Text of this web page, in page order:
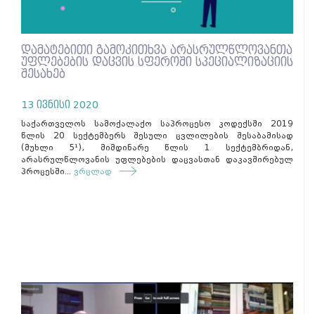
დამატებითი გამოკითხვა არასრულწლოვანთა
უფლებების დაცვის სფეროში სპეციალიზაციის
შესახებ
13 ივნისი 2020
საქართველოს სამოქალაქო საპროცესო კოდექსში 2019
წლის 20 სექტემბერს შესული ცვლილების შესაბამისად
(მუხლი 5¹), მიმდინარე წლის 1 სექტემბრიდან,
არასრულწლოვანის უფლებების დაცვასთან დაკავშირებულ
პროცესში... ვრცლად